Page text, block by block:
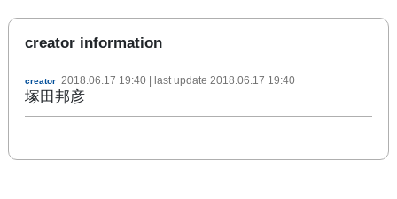
creator information
creator 2018.06.17 19:40 | last update 2018.06.17 19:40
塚田邦彦